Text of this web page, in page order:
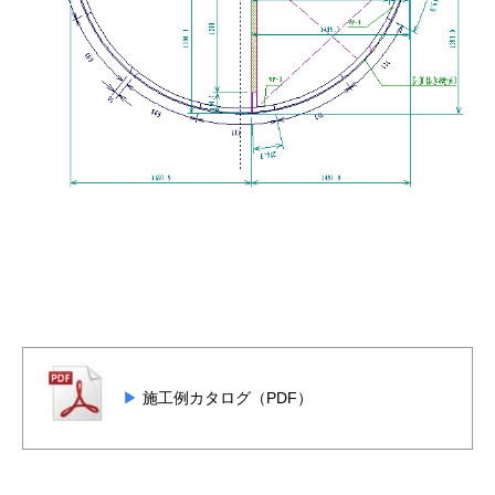
施工例カタログ（PDF）